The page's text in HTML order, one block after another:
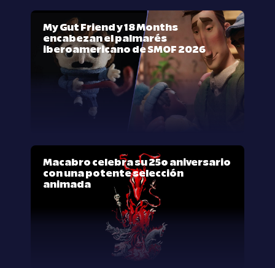
My Gut Friend y 18 Months
encabezan el palmarés
iberoamericano de SMOF 2026
Macabro celebra su 25º aniversario
con una potente selección
animada